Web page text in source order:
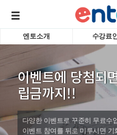
학습도우미 G1
바로가기
엔토소개 수강료
이벤트에 당첨되
립금까지!!
다양한 이벤트로 꾸준히 무료수
이벤트 참여를 뒤로 미루시면 기